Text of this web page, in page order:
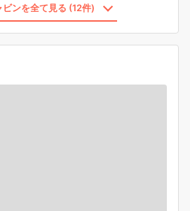
ビンを全て見る (12件)